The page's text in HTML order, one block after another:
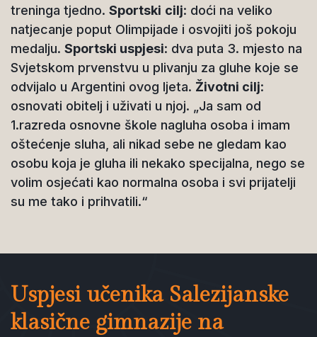
treninga tjedno. Sportski cilj: doći na veliko
natjecanje poput Olimpijade i osvojiti još pokoju
medalju. Sportski uspjesi: dva puta 3. mjesto na
Svjetskom prvenstvu u plivanju za gluhe koje se
odvijalo u Argentini ovog ljeta. Životni cilj:
osnovati obitelj i uživati u njoj. „Ja sam od
1.razreda osnovne škole nagluha osoba i imam
oštećenje sluha, ali nikad sebe ne gledam kao
osobu koja je gluha ili nekako specijalna, nego se
volim osjećati kao normalna osoba i svi prijatelji
su me tako i prihvatili.“
Uspjesi učenika Salezijanske
klasične gimnazije na